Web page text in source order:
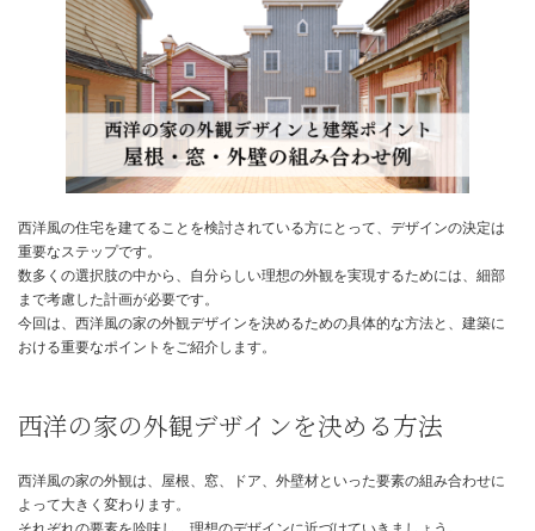
時
:
西洋風の住宅を建てることを検討されている方にとって、デザイン
数多くの選択肢の中から、自分らしい理想の外観を実現するために
まで考慮した計画が必要です。
今回は、西洋風の家の外観デザインを決めるための具体的な方法と
おける重要なポイントをご紹介します。